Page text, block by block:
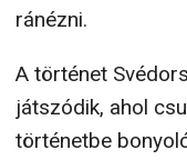
ránézni.
A történet
játszódik, ahol
történetbe